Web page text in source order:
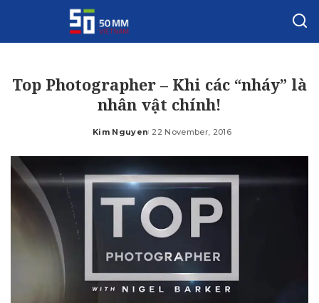
Top Photographer – Khi các “nháy” là
nhân vật chính!
Posted
Kim Nguyen 22 November, 2016